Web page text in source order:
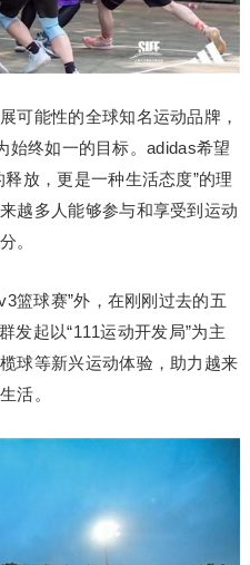
可能性的全球知名运动品牌，
始终如一的目标。adidas希望
放，更是一种生活态度”的理
越多人能够参与和享受到运动
。
篮球赛”外，在刚刚过去的五
发起以“111运动开发局”为主
球等新兴运动体验，助力越来
活。